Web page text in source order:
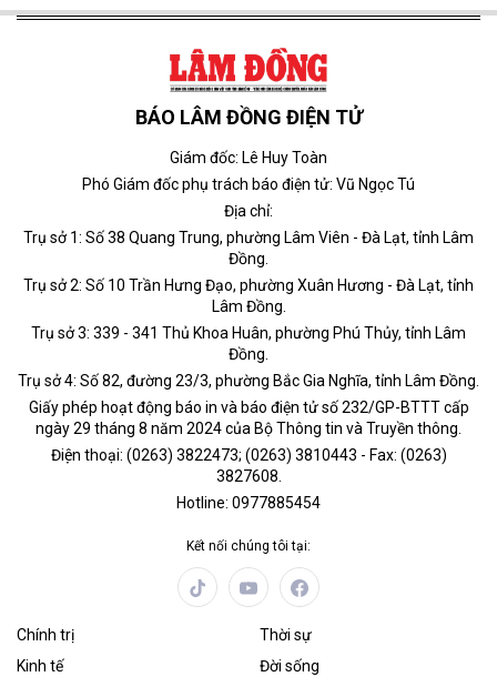
BÁO LÂM ĐỒNG ĐIỆN TỬ
Giám đốc: Lê Huy Toàn
Phó Giám đốc phụ trách báo điện tử: Vũ Ngọc Tú
Địa chỉ:
Trụ sở 1: Số 38 Quang Trung, phường Lâm Viên - Đà Lạt, tỉnh Lâm
Đồng.
Trụ sở 2: Số 10 Trần Hưng Đạo, phường Xuân Hương - Đà Lạt, tỉnh
Lâm Đồng.
Trụ sở 3: 339 - 341 Thủ Khoa Huân, phường Phú Thủy, tỉnh Lâm
Đồng.
Trụ sở 4: Số 82, đường 23/3, phường Bắc Gia Nghĩa, tỉnh Lâm Đồng.
Giấy phép hoạt động báo in và báo điện tử số 232/GP-BTTT cấp
ngày 29 tháng 8 năm 2024 của Bộ Thông tin và Truyền thông.
Điện thoại: (0263) 3822473; (0263) 3810443 - Fax: (0263)
3827608.
Hotline: 0977885454
Kết nối chúng tôi tại:
Chính trị
Thời sự
Kinh tế
Đời sống